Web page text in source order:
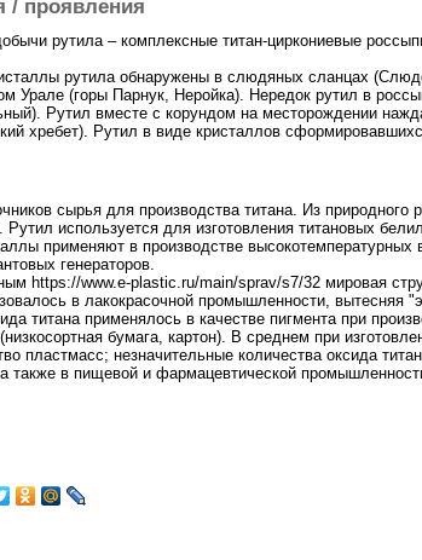
/ проявления
рутила – комплексные титан-циркониевые
рутила обнаружены в слюдяных сланцах
Урале (горы Парнук, Неройка). Нередок рутил в
Рутил вместе с корундом на месторождении
хребет). Рутил в виде кристаллов
сырья для производства титана. Из
Рутил используется для изготовления титановых
применяют в производстве
генераторов.
https://www.e-plastic.ru/main/sprav/s7/32 мировая
в лакокрасочной промышленности, вытесняя
титана применялось в качестве пигмента при
бумага, картон). В среднем при
пластмасс; незначительные количества оксида
также в пищевой и фармацевтической